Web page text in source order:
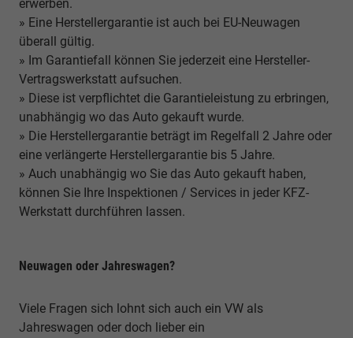
erwerben.
» Eine Herstellergarantie ist auch bei EU-Neuwagen
überall gültig.
» Im Garantiefall können Sie jederzeit eine Hersteller-
Vertragswerkstatt aufsuchen.
» Diese ist verpflichtet die Garantieleistung zu erbringen,
unabhängig wo das Auto gekauft wurde.
» Die Herstellergarantie beträgt im Regelfall 2 Jahre oder
eine verlängerte Herstellergarantie bis 5 Jahre.
» Auch unabhängig wo Sie das Auto gekauft haben,
können Sie Ihre Inspektionen / Services in jeder KFZ-
Werkstatt durchführen lassen.
Neuwagen oder Jahreswagen?
Viele Fragen sich lohnt sich auch ein VW als
Jahreswagen oder doch lieber ein